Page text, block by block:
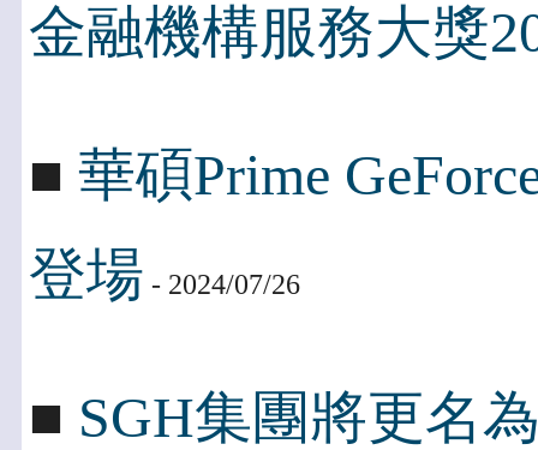
金融機構服務大獎
■ 華碩Prime
登場 - 2024/07/26
■ SGH集團將更名